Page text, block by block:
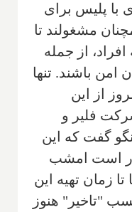
با پلیس برای
مشغولند تا
از جمله
امن باشند. تنها
از این
فلیر و
گفت که این
است امشب
اما تا زمان تهیه این
"تاخیر" هنوز